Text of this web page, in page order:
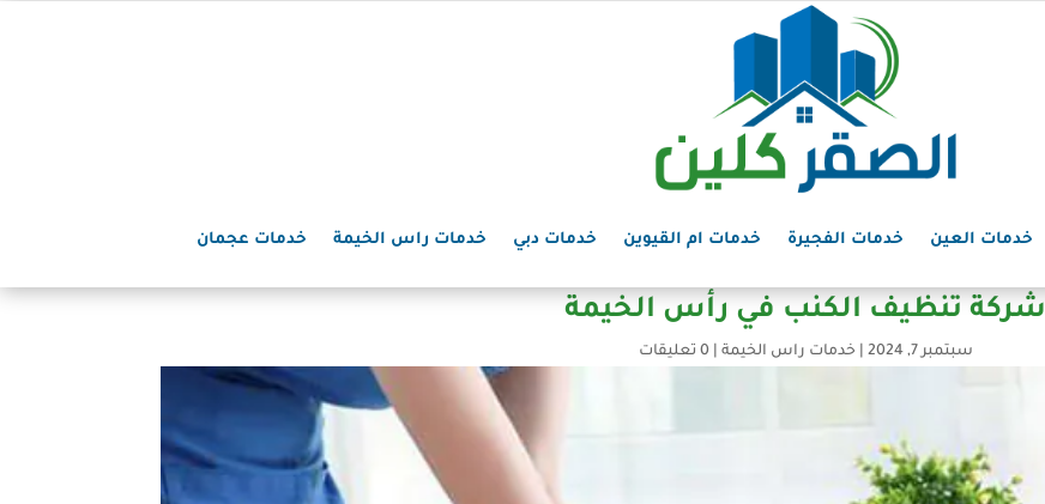
خدمات العين خدمات الفجيرة خدمات ام القيوين خدمات دبي خدمات راس الخيمة خدمات عجمان
شركة تنظيف الكنب في رأس الخيمة
سبتمبر 7, 2024 خدمات راس الخيمة |0 تعليقات